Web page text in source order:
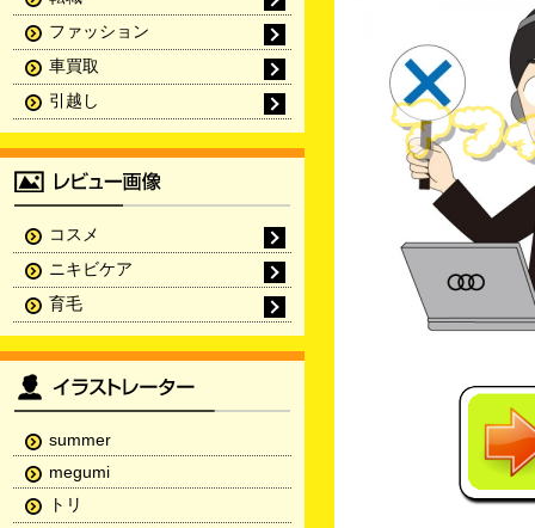
ファッション
車買取
引越し
コスメ
ニキビケア
育毛
summer
megumi
トリ